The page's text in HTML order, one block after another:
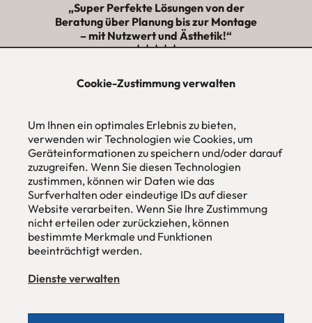
Cookie-Zustimmung verwalten
Um Ihnen ein optimales Erlebnis zu bieten,
verwenden wir Technologien wie Cookies, um
Geräteinformationen zu speichern und/oder darauf
zuzugreifen. Wenn Sie diesen Technologien
zustimmen, können wir Daten wie das
Surfverhalten oder eindeutige IDs auf dieser
Website verarbeiten. Wenn Sie Ihre Zustimmung
nicht erteilen oder zurückziehen, können
bestimmte Merkmale und Funktionen
beeinträchtigt werden.
Dienste verwalten
„Super Perfekte Lösungen von der
Beratung über Planung bis zur Montage
– mit Nutzwert und Ästhetik!“
★★★★★
ohne Mehrpreis nach Maß
Hans Pinsel-Str. 1
im DreierHaus
85540Haar / München
089 / 420 44 535
Fax
089 / 456 00 646
E-Mail
mail@urbana-moebel.de
Öffnungszeiten desMöbelgeschäfts
Samstag 09:30 -16:00 Uhr
und nach Vereinbarung.